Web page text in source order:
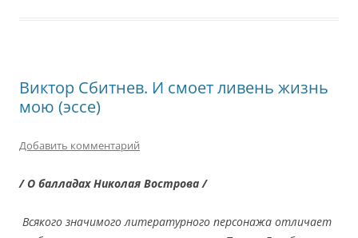
Виктор Сбитнев. И смоет ливень жизнь
мою (эссе)
Добавить комментарий
/ О балладах Николая Вострова /
Всякого значимого литературного персонажа отличает